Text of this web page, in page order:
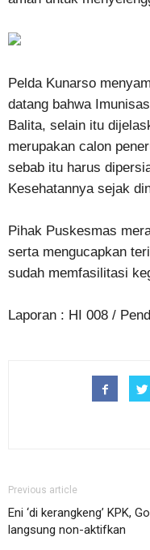
Pelda Kunarso
datang bahwa
Balita, selain itu
merupakan calon
sebab itu harus
Kesehatannya sejak
Pihak Puskesmas
serta mengucapkan
sudah memfasilitasi
Laporan : HI 008 /
Previous article
Eni ‘di kerangkeng’ KPK,
langsung non-aktifkan